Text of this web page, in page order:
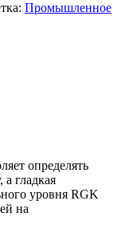
Промышленное
определять
гладкая
уровня RGK
на